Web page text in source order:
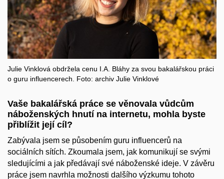
Julie Vinklová obdržela cenu I.A. Bláhy za svou bakalářskou práci
o guru influencerech. Foto: archiv Julie Vinklové
Vaše bakalářská práce se věnovala vůdcům
náboženských hnutí na internetu, mohla byste
přiblížit její cíl?
Zabývala jsem se působením guru influencerů na
sociálních sítích. Zkoumala jsem, jak komunikují se svými
sledujícími a jak předávají své náboženské ideje. V závěru
práce jsem navrhla možnosti dalšího výzkumu tohoto